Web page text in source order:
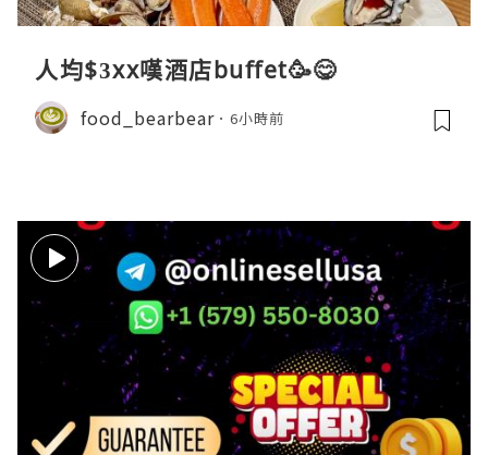
人均$3xx嘆酒店buffet🥳😋
food_bearbear 6小時前